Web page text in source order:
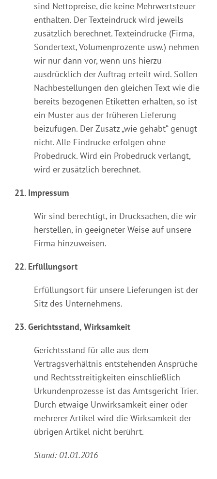
sind Nettopreise, die keine Mehrwertsteuer
enthalten. Der Texteindruck wird jeweils
zusätzlich berechnet. Texteindrucke (Firma,
Sondertext, Volumenprozente usw.) nehmen
wir nur dann vor, wenn uns hierzu
ausdrücklich der Auftrag erteilt wird. Sollen
Nachbestellungen den gleichen Text wie die
bereits bezogenen Etiketten erhalten, so ist
ein Muster aus der früheren Lieferung
beizufügen. Der Zusatz „wie gehabt“ genügt
nicht. Alle Eindrucke erfolgen ohne
Probedruck. Wird ein Probedruck verlangt,
wird er zusätzlich berechnet.
21. Impressum
Wir sind berechtigt, in Drucksachen, die wir
herstellen, in geeigneter Weise auf unsere
Firma hinzuweisen.
22. Erfüllungsort
Erfüllungsort für unsere Lieferungen ist der
Sitz des Unternehmens.
23. Gerichtsstand, Wirksamkeit
Gerichtsstand für alle aus dem
Vertragsverhältnis entstehenden Ansprüche
und Rechtsstreitigkeiten einschließlich
Urkundenprozesse ist das Amtsgericht Trier.
Durch etwaige Unwirksamkeit einer oder
mehrerer Artikel wird die Wirksamkeit der
übrigen Artikel nicht berührt.
Stand: 01.01.2016